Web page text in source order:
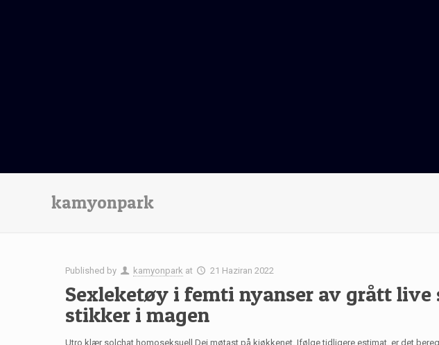
kamyonpark
Published by kamyonpark at 21 Haziran 2022
Sexleketøy i femti nyanser av grått live
stikker i magen
Utro klær solchat homoseksuell Dei møtast på kjøkkenet. Ifølge tidligere estimat, er det